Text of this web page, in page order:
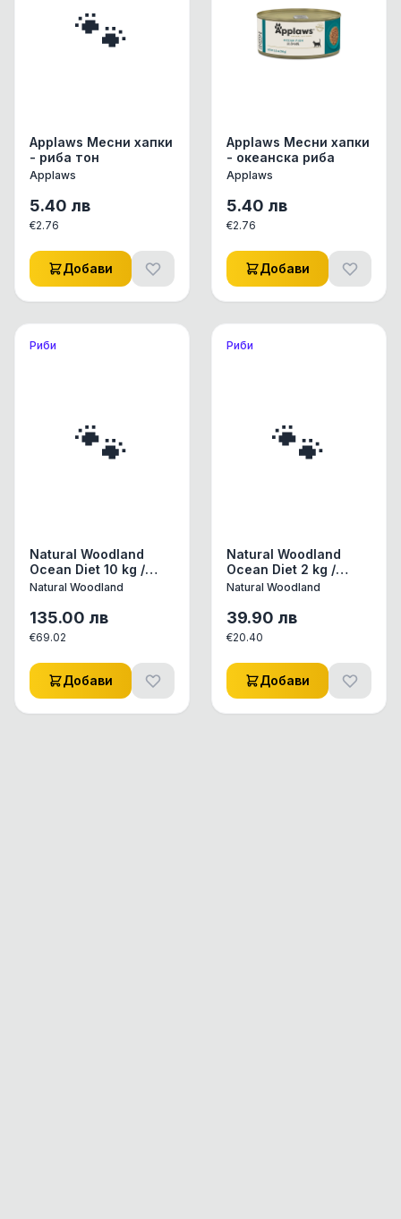
🐾
Applaws Месни хапки
- риба тон
Applaws
5.40 лв
€2.76
Добави
Applaws Месни хапки
- океанска риба
Applaws
5.40 лв
€2.76
Добави
Риби
🐾
Natural Woodland
Ocean Diet 10 kg /
прясна бяла риба /
Natural Woodland
135.00 лв
€69.02
Добави
Риби
🐾
Natural Woodland
Ocean Diet 2 kg /
прясна бяла риба /
Natural Woodland
39.90 лв
€20.40
Добави